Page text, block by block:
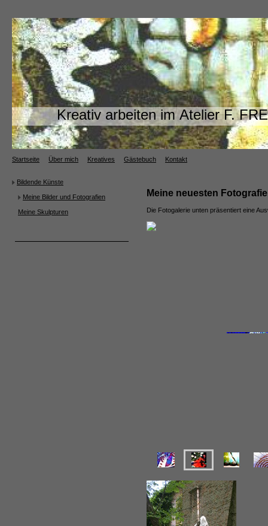
Kreativ arbeiten im Atelier F.
Startseite Über mich Kreatives Gästebuch Kontakt
Meine neuesten
Die Fotogalerie unten präsentiert eine
Bildende Künste
Meine Bilder und Fotografien
Meine Skulpturen